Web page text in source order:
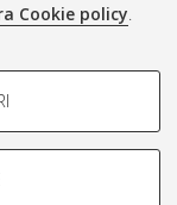
Cookie policy.
caratteristiche della
loro comportamento